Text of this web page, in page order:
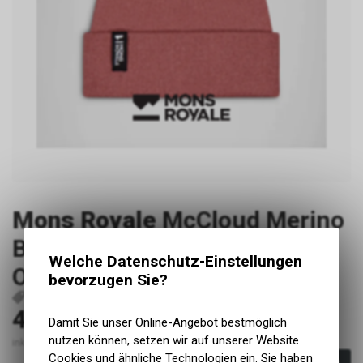
Mons Royale McCloud Merino
Beanie, Canyon Rose, Grösse
OS
45.00CHF
inkl. MwSt., zzgl. Versandkosten
Welche Datenschutz-Einstellungen
bevorzugen Sie?
Damit Sie unser Online-Angebot bestmöglich
nutzen können, setzen wir auf unserer Website
Cookies und ähnliche Technologien ein. Sie haben